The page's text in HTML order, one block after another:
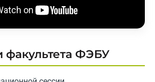
факультета ФЭБУ